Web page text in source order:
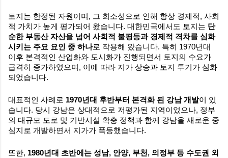
토지는 한정된 자원이며, 그 희소성으로 인해 항상 경제적, 사회
적 가치가 높게 평가되어 왔습니다. 대한민국에서도 토지는 단
순한 부동산 자산을 넘어 사회적 불평등과 경제적 격차를 심화
시키는 주요 요인 중 하나로 작용해 왔습니다. 특히 1970년대
이후 본격적인 산업화와 도시화가 진행되면서 토지의 수요가
급격히 증가하였으며, 이에 따라 지가 상승과 토지 투기가 심화
되었습니다.
대표적인 사례로 1970년대 후반부터 본격화 된 강남 개발이 있
습니다. 당시 강남은 상대적으로 저평가된 지역이었으나, 정부
의 대규모 도로 및 기반시설 확충 정책과 함께 강남을 새로운 중
심지로 개발하면서 지가가 폭등했습니다.
또한, 1980년대 초반에는 성남, 안양, 부천, 의정부 등 수도권 외